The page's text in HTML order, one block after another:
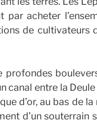
par acheter
de cultivateurs
profondes
canal entre la
d’or, au bas de
d’un souterrain